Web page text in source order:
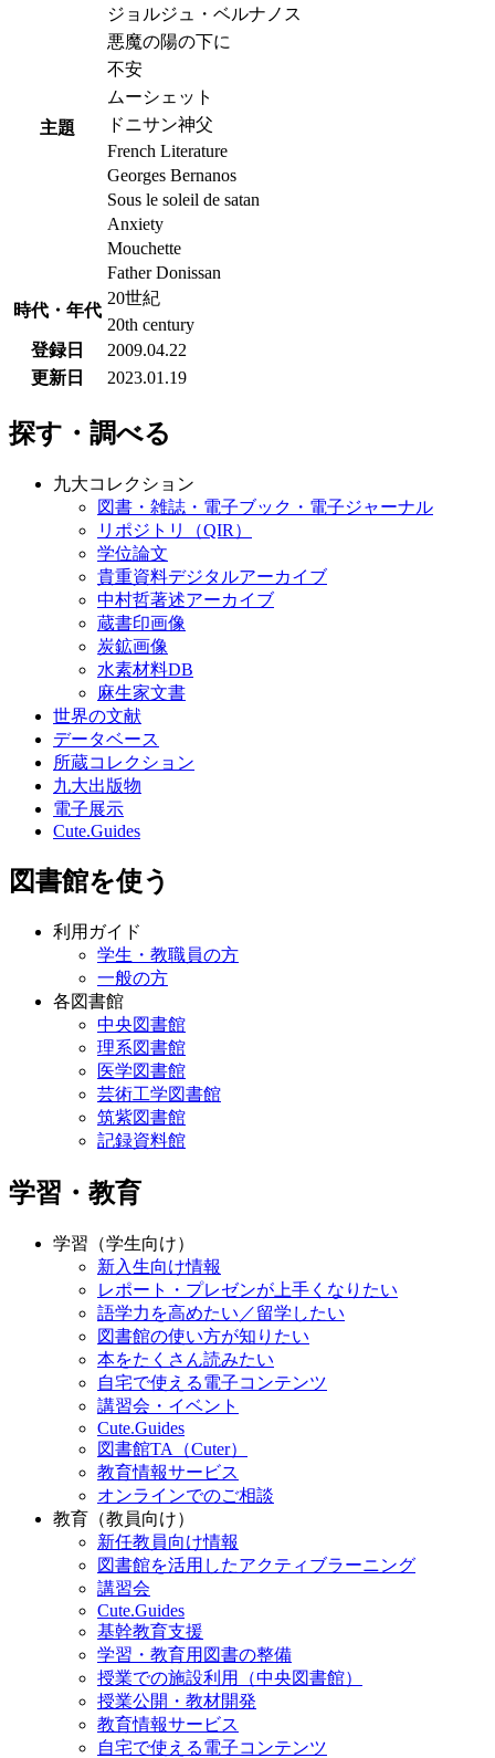
主題
ジョルジュ・ベルナノス
悪魔の陽の下に
不安
ムーシェット
ドニサン神父
French Literature
Georges Bernanos
Sous le soleil de satan
Anxiety
Mouchette
Father Donissan
時代・年代
20世紀
20th century
登録日
2009.04.22
更新日
2023.01.19
探す・調べる
九大コレクション
図書・雑誌・電子ブック・電子ジャーナル
リポジトリ（QIR）
学位論文
貴重資料デジタルアーカイブ
中村哲著述アーカイブ
蔵書印画像
炭鉱画像
水素材料DB
麻生家文書
世界の文献
データベース
所蔵コレクション
九大出版物
電子展示
Cute.Guides
図書館を使う
利用ガイド
学生・教職員の方
一般の方
各図書館
中央図書館
理系図書館
医学図書館
芸術工学図書館
筑紫図書館
記録資料館
学習・教育
学習（学生向け）
新入生向け情報
レポート・プレゼンが上手くなりたい
語学力を高めたい／留学したい
図書館の使い方が知りたい
本をたくさん読みたい
自宅で使える電子コンテンツ
講習会・イベント
Cute.Guides
図書館TA（Cuter）
教育情報サービス
オンラインでのご相談
教育（教員向け）
新任教員向け情報
図書館を活用したアクティブラーニング
講習会
Cute.Guides
基幹教育支援
学習・教育用図書の整備
授業での施設利用（中央図書館）
授業公開・教材開発
教育情報サービス
自宅で使える電子コンテンツ